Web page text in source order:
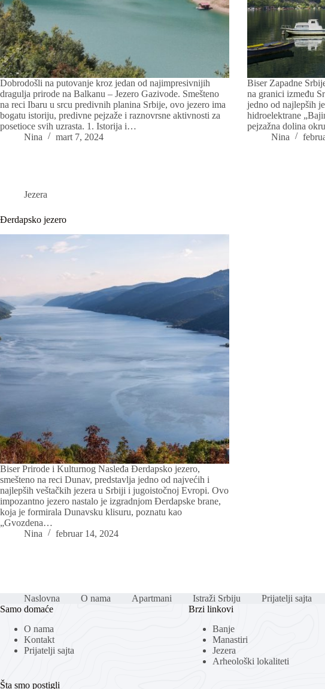
Dobrodošli na putovanje kroz jedan od najimpresivnijih
dragulja prirode na Balkanu – Jezero Gazivode. Smešteno
na reci Ibaru u srcu predivnih planina Srbije, ovo jezero ima
bogatu istoriju, predivne pejzaže i raznovrsne aktivnosti za
posetioce svih uzrasta. 1. Istorija i…
Nina
mart 7, 2024
Biser Zapadne
na granici između
jedno od najlepših
hidroelektrane
pejzažna dolina
Nina
Jezera
Đerdapsko jezero
Biser Prirode i Kulturnog Nasleđa Đerdapsko jezero,
smešteno na reci Dunav, predstavlja jedno od najvećih i
najlepših veštačkih jezera u Srbiji i jugoistočnoj Evropi. Ovo
impozantno jezero nastalo je izgradnjom Đerdapske brane,
koja je formirala Dunavsku klisuru, poznatu kao
„Gvozdena…
Nina
februar 14, 2024
Naslovna O nama Apartmani Istraži Srbiju Prijatelji sajta
Samo domaće
O nama
Kontakt
Prijatelji sajta
Šta smo postigli
Brzi linkovi
Banje
Manastiri
Jezera
Arheološki lokaliteti